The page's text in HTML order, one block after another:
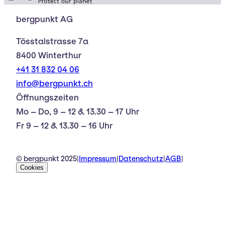
bergpunkt AG
Tösstalstrasse 7a
8400 Winterthur
+41 31 832 04 06
info@bergpunkt.ch
Öffnungszeiten
Mo – Do, 9 – 12 & 13.30 – 17 Uhr
Fr 9 – 12 & 13.30 – 16 Uhr
© bergpunkt 2025 Impressum Datenschutz AGB
Cookies